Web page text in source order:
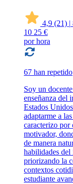
4,9 (21) |
10 25 €
por hora
67 han repetido
Soy un
enseñanza del
Estados
adaptarme a
caracterizo por
motivador,
de manera
habilidades del
priorizando la
contextos
estudiante